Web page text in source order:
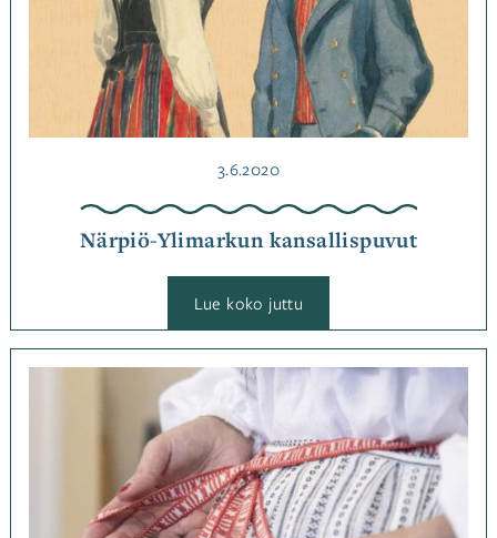
Närpiö-Ylimarkun kansallispuvut
Julkaistu
3.6.2020
Lue koko juttu
Ylimarkun
kansallispuvut
Kategoriassa
Jutut
Avainsanat
kansallispuku